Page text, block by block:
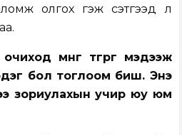
олгох гэж сэтгээд л
мөнгө төгрөг мэдээж
бол тоглоом биш. Энэ
зориулахын учир юу юм